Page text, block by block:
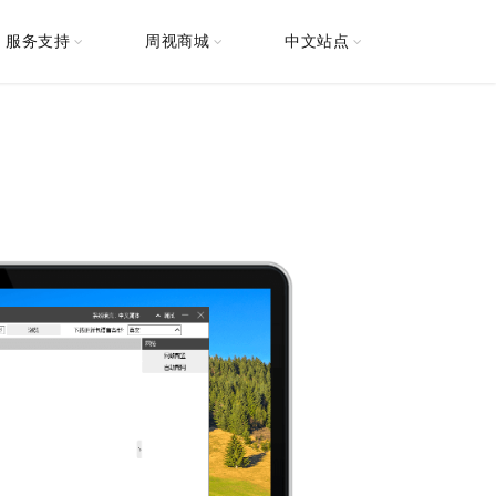
服务支持 周视商城 中文站点